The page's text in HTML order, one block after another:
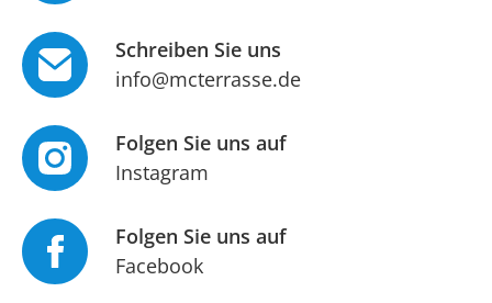
Schreiben Sie uns
info@mcterrasse.de
Folgen Sie uns auf
Instagram
Folgen Sie uns auf
Facebook